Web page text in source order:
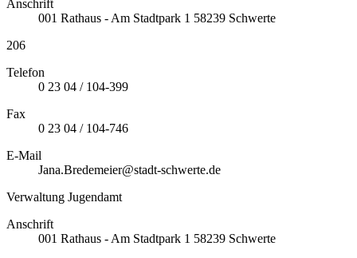
Anschrift
001 Rathaus - Am Stadtpark 1 58239 Schwerte
206
Telefon
0 23 04 / 104-399
Fax
0 23 04 / 104-746
E-Mail
Jana.Bredemeier@stadt-schwerte.de
Verwaltung Jugendamt
Anschrift
001 Rathaus - Am Stadtpark 1 58239 Schwerte